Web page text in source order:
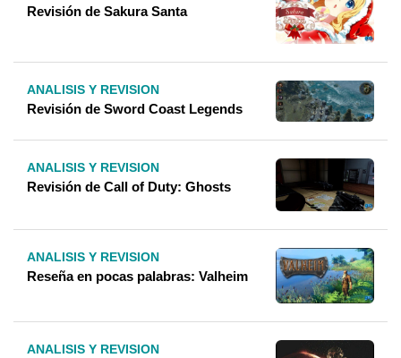
Revisión de Sakura Santa
ANALISIS Y REVISION
Revisión de Sword Coast Legends
ANALISIS Y REVISION
Revisión de Call of Duty: Ghosts
ANALISIS Y REVISION
Reseña en pocas palabras: Valheim
ANALISIS Y REVISION